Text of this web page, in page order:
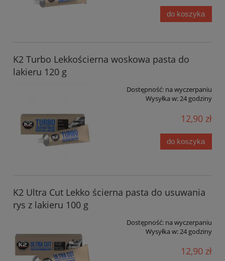
do koszyka
K2 Turbo Lekkościerna woskowa pasta do
lakieru 120 g
Dostępność: na wyczerpaniu
Wysyłka w:24 godziny
12,90 zł
do koszyka
K2 Ultra Cut Lekko ścierna pasta do usuwania
rys z lakieru 100 g
Dostępność: na wyczerpaniu
Wysyłka w:24 godziny
12,90 zł